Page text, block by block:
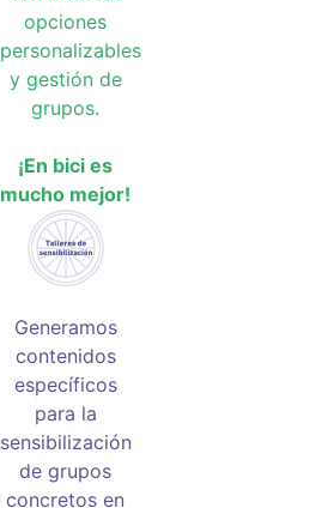
opciones
personalizables
y gestión de
grupos.
¡En bici es
mucho mejor!
Generamos
contenidos
específicos
para la
sensibilización
de grupos
concretos en